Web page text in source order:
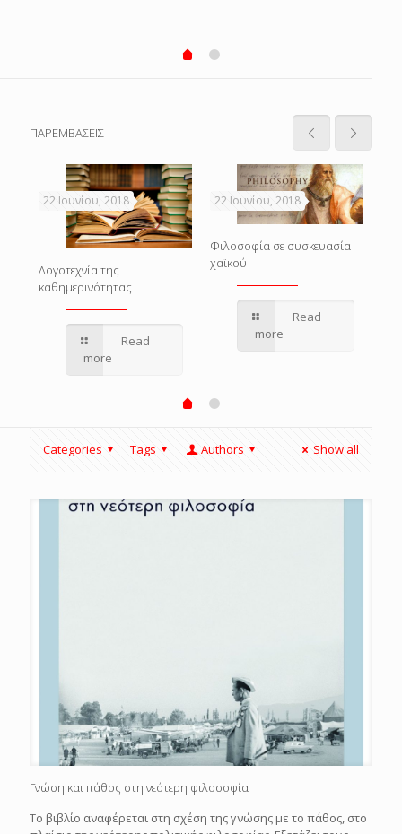
ΠΑΡΕΜΒΑΣΕΙΣ
22 Ιουνίου, 2018
Λογοτεχνία της
καθημερινότητας
Read
more
22 Ιουνίου, 2018
Φιλοσοφία σε συσκευασία
χαϊκού
Read
more
Categories Tags Authors Show all
Γνώση και πάθος στη νεότερη φιλοσοφία
Το βιβλίο αναφέρεται στη σχέση της γνώσης με το πάθος, στο